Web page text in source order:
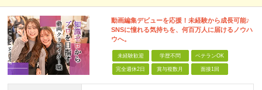
動画編集デビューを応援！未経験から成長可能♪
SNSに憧れる気持ちを、何百万人に届けるノウハ
ウへ。
未経験歓迎 学歴不問 ベテランOK
完全週休2日 賞与複数月 面接1回